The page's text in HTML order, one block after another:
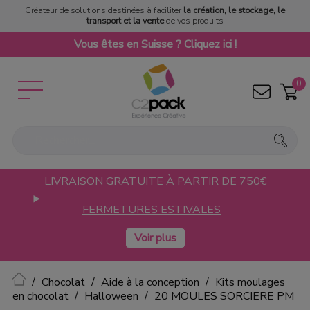
Créateur de solutions destinées à faciliter la création, le stockage, le
transport et la ventede vos produits
Vous êtes en Suisse ? Cliquez ici !
0
LIVRAISON GRATUITE À PARTIR DE 750€
FERMETURES ESTIVALES
Accueil
Chocolat Aide à la conception
Kits moulages
en chocolat
Halloween 20 MOULES SORCIERE PM